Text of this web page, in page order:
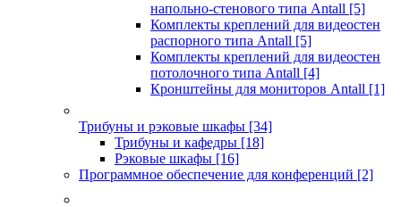
напольно-стенового типа Antall [5]
Комплекты креплений для видеостен
распорного типа Antall [5]
Комплекты креплений для видеостен
потолочного типа Antall [4]
Кронштейны для мониторов Antall [1]
Трибуны и рэковые шкафы [34]
Трибуны и кафедры [18]
Рэковые шкафы [16]
Программное обеспечение для конференций [2]